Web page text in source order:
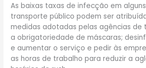
As baixas taxas de infecção em
transporte público podem ser
medidas adotadas pelas agências de
a obrigatoriedade de máscaras;
e aumentar o serviço e pedir às
as horas de trabalho para reduzir a